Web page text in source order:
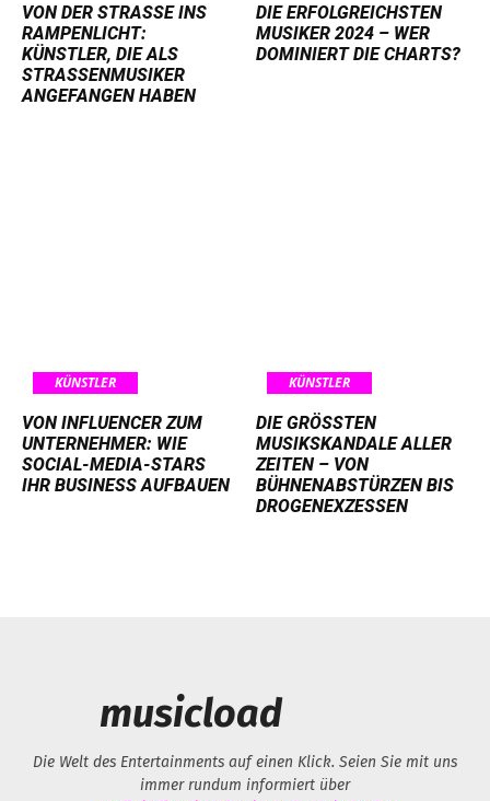
VON DER STRASSE INS R
AMPENLICHT: K
ÜNSTLER, DIE ALS S
TRASSENMUSIKER AN
GEFANGEN HABEN
DIE ERFOLGREICHSTEN
MUSIKER 2024 – WER
DOMINIERT DIE CHARTS?
KÜNSTLER
VON INFLUENCER ZUM
UNTERNEHMER: WIE
SOCIAL-MEDIA-STARS
IHR BUSINESS AUFBAUEN
KÜNSTLER
DIE GRÖSSTEN M
USIKSKANDALE ALLER Z
EITEN – VON B
ÜHNENABSTÜRZEN BIS D
ROGENEXZESSEN
musicload
Die Welt des Entertainments auf einen Klick. Seien Sie mit uns
immer rundum informiert über